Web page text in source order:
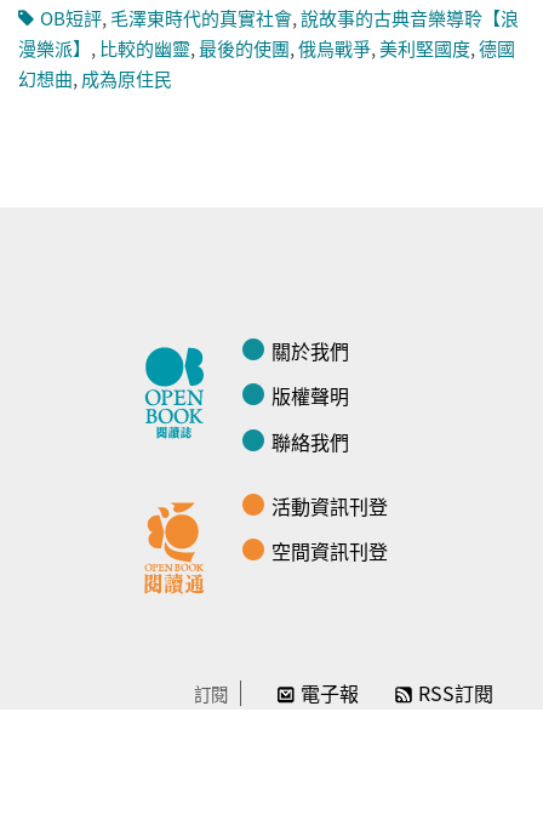
OB短評,毛澤東時代的真實社會,說故事的古典音樂導聆【浪
漫樂派】 ,比較的幽靈,最後的使團,俄烏戰爭,美利堅國度,德國
幻想曲,成為原住民
關於我們
版權聲明
聯絡我們
活動資訊刊登
空間資訊刊登
訂閱 電子報 RSS訂閱